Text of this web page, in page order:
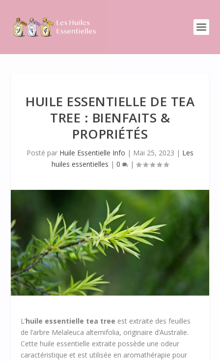
HUILE ESSENTIELLE DE TEA
TREE : BIENFAITS &
PROPRIÉTÉS
Posté par Huile Essentielle Info | Mai 25, 2023 | Les
huiles essentielles | 0 |
L’huile essentielle tea tree est extraite des feuilles
de l’arbre Melaleuca alternifolia, originaire d’Australie.
Cette huile essentielle extraite possède une odeur
caractéristique et est utilisée en aromathérapie pour